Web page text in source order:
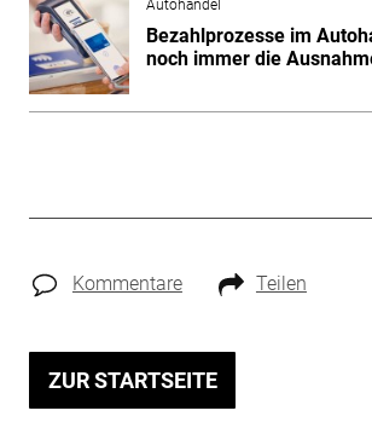
Autohandel
Bezahlprozesse im
noch immer die
Kommentare Teilen
ZUR STARTSEITE